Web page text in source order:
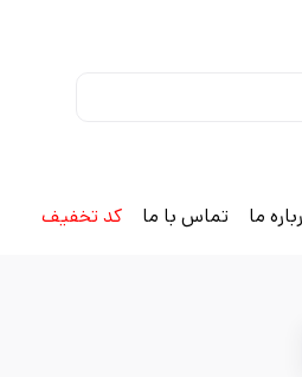
ما تماس با ما کد تخفیف